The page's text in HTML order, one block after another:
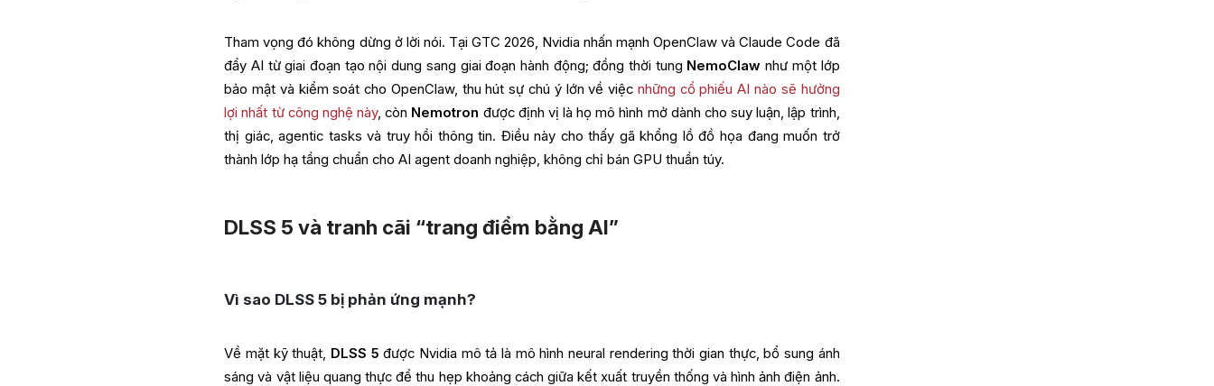
Tham vọng đó không dừng ở lời nói. Tại GTC 2026, Nvidia nhấn mạnh OpenClaw và Claude Code đã
đẩy AI từ giai đoạn tạo nội dung sang giai đoạn hành động; đồng thời tung NemoClaw như một lớp
bảo mật và kiểm soát cho OpenClaw, thu hút sự chú ý lớn về việc những cổ phiếu AI nào sẽ hưởng
lợi nhất từ công nghệ này, còn Nemotron được định vị là họ mô hình mở dành cho suy luận, lập trình,
thị giác, agentic tasks và truy hồi thông tin. Điều này cho thấy gã khổng lồ đồ họa đang muốn trở
thành lớp hạ tầng chuẩn cho AI agent doanh nghiệp, không chỉ bán GPU thuần túy.
DLSS 5 và tranh cãi “trang điểm bằng AI”
Vì sao DLSS 5 bị phản ứng mạnh?
Về mặt kỹ thuật, DLSS 5 được Nvidia mô tả là mô hình neural rendering thời gian thực, bổ sung ánh
sáng và vật liệu quang thực để thu hẹp khoảng cách giữa kết xuất truyền thống và hình ảnh điện ảnh.